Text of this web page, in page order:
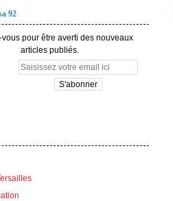
92
pour être averti des nouveaux
articles publiés.